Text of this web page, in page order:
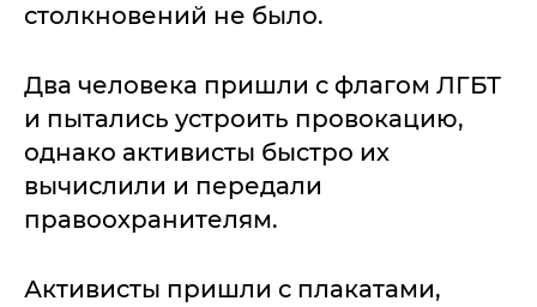
столкновений не было.
Два человека пришли с флагом ЛГБТ
и пытались устроить провокацию,
однако активисты быстро их
вычислили и передали
правоохранителям.
Активисты пришли с плакатами,